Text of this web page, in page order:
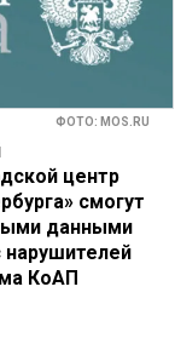
ФОТО: MOS.RU
центр
смогут
данными
КоАП